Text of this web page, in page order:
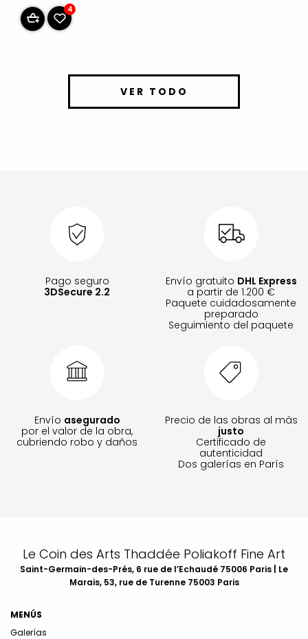
4
VER TODO
Pago seguro
3DSecure 2.2
Envío gratuito DHL Express
a partir de 1.200 €
Paquete cuidadosamente
preparado
Seguimiento del paquete
Envío asegurado
por el valor de la obra,
cubriendo robo y daños
Precio de las obras al más
justo
Certificado de
autenticidad
Dos galerías en París
Le Coin des Arts Thaddée Poliakoff Fine Art
Saint-Germain-des-Prés, 6 rue de l’Echaudé 75006 Paris | Le
Marais, 53, rue de Turenne 75003 Paris
MENÚS
Galerías